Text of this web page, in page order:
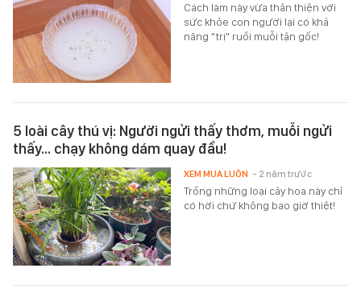
Cách làm này vừa thân thiện với
sức khỏe con người lại có khả
năng "trị" ruồi muỗi tận gốc!
5 loài cây thú vị: Người ngửi thấy thơm, muỗi ngửi
thấy... chạy không dám quay đầu!
Trồng những loại cây hoa này chỉ
có hời chứ không bao giờ thiệt!
XEM MUA LUÔN - 2 năm trước